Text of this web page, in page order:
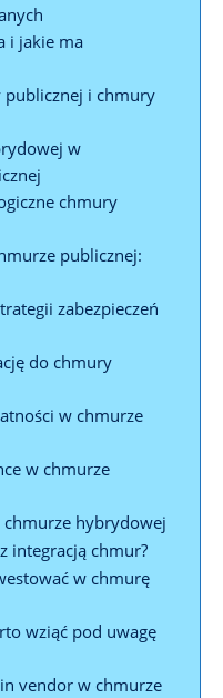
i jakie ma
i chmury
w
chmury⁣
publicznej:
zabezpieczeń
do ⁤chmury
w chmurze
w chmurze
hybrydowej
integracją chmur?
w chmurę
wziąć ​pod uwagę
vendor ⁢w chmurze